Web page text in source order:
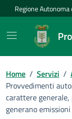
Vai ai contenuti
Vai al Footer
Regione Autonoma
Home / Servizi /
Provvedimenti
carattere
generano